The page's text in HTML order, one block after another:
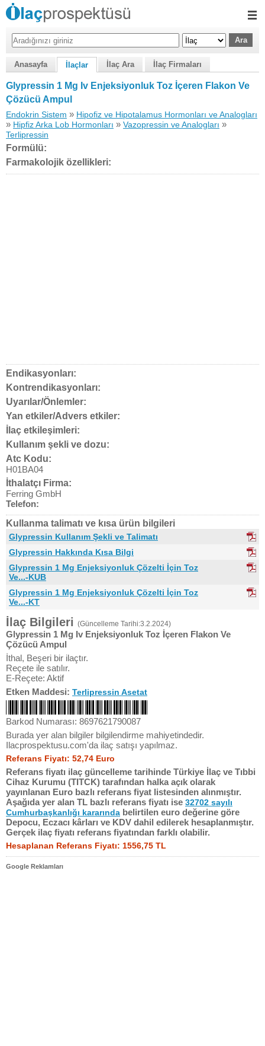
Anasayfa İlaçlar İlaç Ara İlaç Firmaları
Glypressin 1 Mg Iv Enjeksiyonluk Toz İçeren Flakon Ve
Çözücü Ampul
Endokrin Sistem » Hipofiz ve Hipotalamus Hormonları ve Analogları
» Hipfiz Arka Lob Hormonları » Vazopressin ve Analogları »
Terlipressin
Formülü:
Farmakolojik özellikleri:
Endikasyonları:
Kontrendikasyonları:
Uyarılar/Önlemler:
Yan etkiler/Advers etkiler:
İlaç etkileşimleri:
Kullanım şekli ve dozu:
Atc Kodu:
H01BA04
İthalatçı Firma:
Ferring GmbH
Telefon:
Kullanma talimatı ve kısa ürün bilgileri
Glypressin Kullanım Şekli ve Talimatı
Glypressin Hakkında Kısa Bilgi
Glypressin 1 Mg Enjeksiyonluk Çözelti İçin Toz
Ve...-KUB
Glypressin 1 Mg Enjeksiyonluk Çözelti İçin Toz
Ve...-KT
İlaç Bilgileri (Güncelleme Tarihi:3.2.2024)
Glypressin 1 Mg Iv Enjeksiyonluk Toz İçeren Flakon Ve
Çözücü Ampul
İthal, Beşeri bir ilaçtır.
Reçete ile satılır.
E-Reçete: Aktif
Etken Maddesi: Terlipressin Asetat
Barkod Numarası: 8697621790087
Burada yer alan bilgiler bilgilendirme mahiyetindedir.
Ilacprospektusu.com'da ilaç satışı yapılmaz.
Referans Fiyatı: 52,74 Euro
Referans fiyatı ilaç güncelleme tarihinde Türkiye İlaç ve Tıbbi
Cihaz Kurumu (TITCK) tarafından halka açık olarak
yayınlanan Euro bazlı referans fiyat listesinden alınmıştır.
Aşağıda yer alan TL bazlı referans fiyatı ise 32702 sayılı
Cumhurbaşkanlığı kararında belirtilen euro değerine göre
Depocu, Eczacı kârları ve KDV dahil edilerek hesaplanmıştır.
Gerçek ilaç fiyatı referans fiyatından farklı olabilir.
Hesaplanan Referans Fiyatı: 1556,75 TL
Google Reklamları